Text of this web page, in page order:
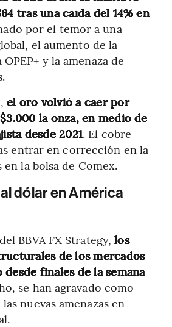
tras una caída del 14% en
por el temor a una
el aumento de la
y la amenaza de
el oro volvió a caer por
la onza, en medio de
desde 2021. El cobre
entrar en corrección en la
la bolsa de Comex.
dólar en América
BBVA FX Strategy,los
de los mercados
finales de la semana
se han agravado como
nuevas amenazas en